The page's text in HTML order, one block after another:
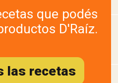
que podés
D'Raíz.
las recetas